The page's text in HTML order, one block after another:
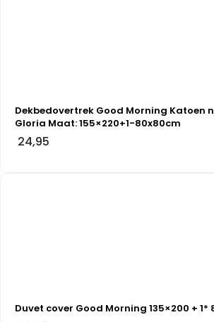
Dekbedovertrek Good Morning Katoen
Gloria Maat: 155×220+1-80x80cm
24,95
Duvet cover Good Morning 135×200 + 1*